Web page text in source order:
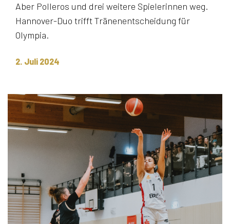
Aber Polleros und drei weitere Spielerinnen weg.
Hannover-Duo trifft Tränenentscheidung für
Olympia.
2. Juli 2024